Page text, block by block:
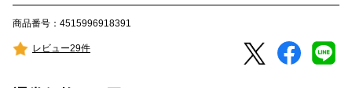
商品番号：4515996918391
レビュー29件